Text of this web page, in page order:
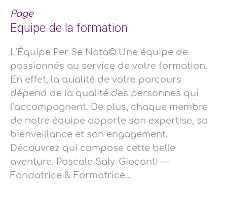
Page
Equipe de la formation
L’Équipe Per Se Nota© Une équipe de
passionnés au service de votre formation.
En effet, la qualité de votre parcours
dépend de la qualité des personnes qui
l’accompagnent. De plus, chaque membre
de notre équipe apporte son expertise, sa
bienveillance et son engagement.
Découvrez qui compose cette belle
aventure. Pascale Saly-Giocanti —
Fondatrice & Formatrice...